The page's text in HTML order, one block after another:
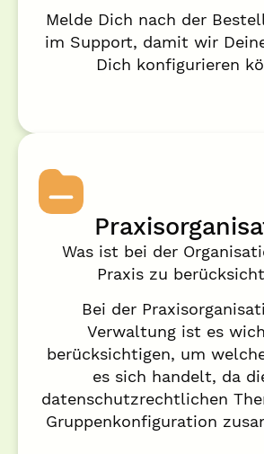
Melde Dich nach der
im Support, damit wir
Dich konfigurieren
Was ist bei der
Praxis zu
Bei der
Verwaltung ist es
berücksichtigen, um
es sich handelt, da
datenschutzrechtlichen
Gruppenkonfiguration